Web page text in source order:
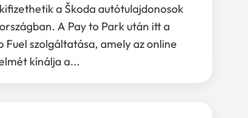
a Škoda autótulajdonosok
A Pay to Park után itt a
Fuel szolgáltatása, amely az online
kínálja a...